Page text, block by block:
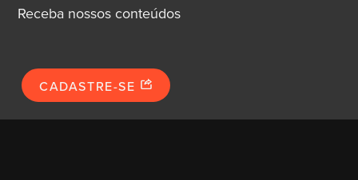
Receba nossos conteúdos
CADASTRE-SE